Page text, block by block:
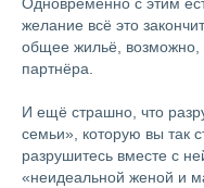
желание всё это
общее жильё, возможно,
партнёра.
И ещё страшно, что
семьи», которую вы так
разрушитесь вместе с
«неидеальной женой и